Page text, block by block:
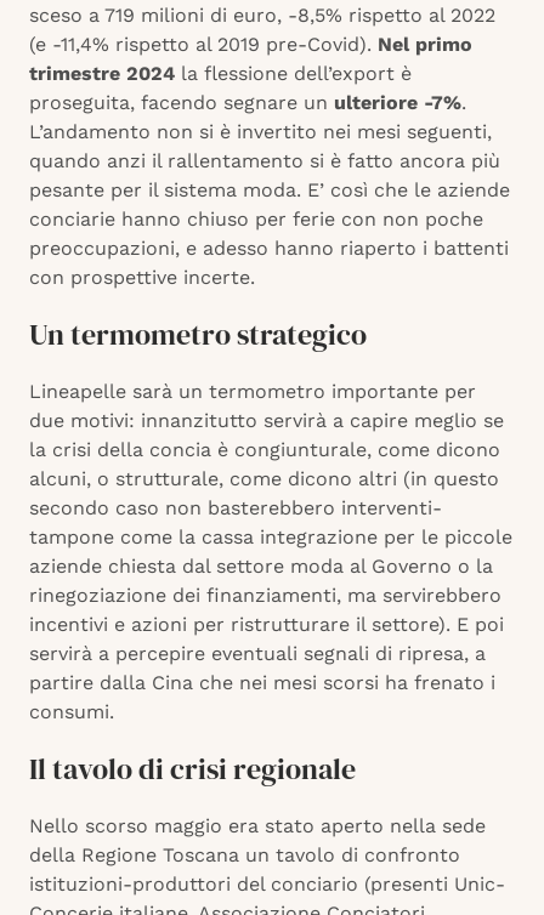
sceso a 719 milioni di euro, -8,5% rispetto al 2022
(e -11,4% rispetto al 2019 pre-Covid). Nel primo
trimestre 2024 la flessione dell’export è
proseguita, facendo segnare un ulteriore -7%.
L’andamento non si è invertito nei mesi seguenti,
quando anzi il rallentamento si è fatto ancora più
pesante per il sistema moda. E’ così che le aziende
conciarie hanno chiuso per ferie con non poche
preoccupazioni, e adesso hanno riaperto i battenti
con prospettive incerte.
Un termometro strategico
Lineapelle sarà un termometro importante per
due motivi: innanzitutto servirà a capire meglio se
la crisi della concia è congiunturale, come dicono
alcuni, o strutturale, come dicono altri (in questo
secondo caso non basterebbero interventi-
tampone come la cassa integrazione per le piccole
aziende chiesta dal settore moda al Governo o la
rinegoziazione dei finanziamenti, ma servirebbero
incentivi e azioni per ristrutturare il settore). E poi
servirà a percepire eventuali segnali di ripresa, a
partire dalla Cina che nei mesi scorsi ha frenato i
consumi.
Il tavolo di crisi regionale
Nello scorso maggio era stato aperto nella sede
della Regione Toscana un tavolo di confronto
istituzioni-produttori del conciario (presenti Unic-